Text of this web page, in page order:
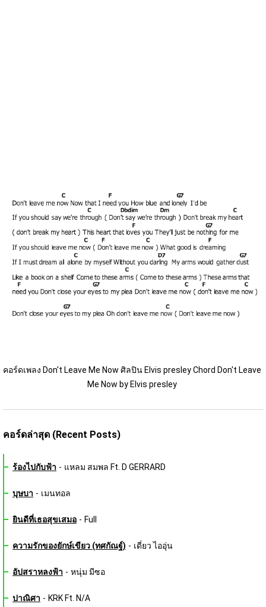
คอร์ดเพลง Don't Leave Me Now ศิลปิน Elvis presley Chord Don't Leave
Me Now by Elvis presley
คอร์ดล่าสุด (Recent Posts)
ร้องไปกับฟ้า - แหลม สมพล Ft. D GERRARD
บุษบา - เมนทอล
ยินดีที่เธอสุขเสมอ - Full
ความรักของยักษ์เขียว (ทศกัณฐ์) - เดี่ยว ไออุ่น
อัปสราหลงฟ้า - หนุ่ม มีซอ
ปาณิศา - KRK Ft. N/A